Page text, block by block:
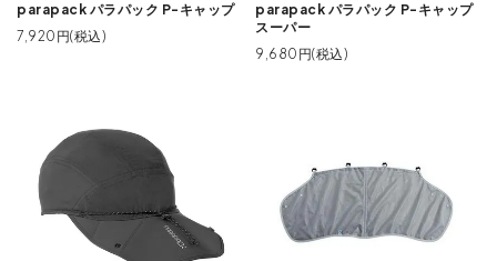
parapack パラパック P-キャップ
7,920円(税込)
parapack パラパック P-キャップ
スーパー
9,680円(税込)